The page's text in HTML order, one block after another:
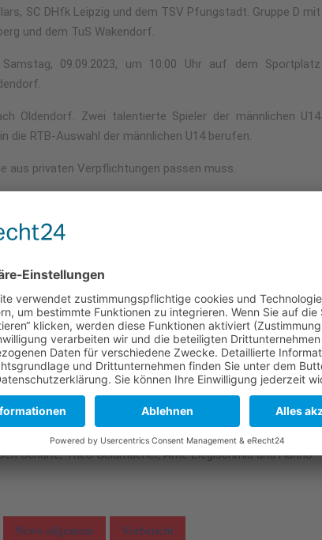
SC DHfk Leipzig und dem TSV Pfungstadt. Gruppe D mit
und dem TuS Wakendorf.
09.09.2023, um 10:00 Uhr auf dem Sportplatz
Oldendorf. Zwei talentierte Spieler der männlichen U14
die RTB-Auswahl der männlichen U14 berufen.
aus privaten Verpflichtungen passen muss.
Jahre zusammen und starten bereits in den Männer-
ihre ersten Einsätze in der 2. Bundesliga.
und Betreuer Alexander Mager (Spieler der 1.
Platzierung. Die Mannschaft geht gut vorbereitet in
wünschen viel Erfolg!
Schulte, Theo Geldmacher, Arne Zieglschmid und Hanno
News allgemein Vorbericht